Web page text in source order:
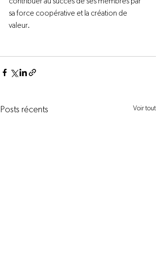
sa force coopérative et la création de
valeur.
Posts récents Voir tout